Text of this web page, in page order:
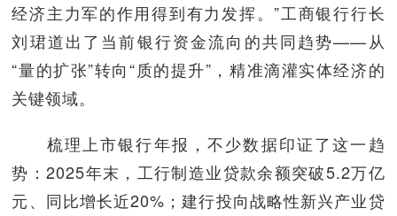
经济主力军的作用得到有力发挥。”工商银行行长
刘珺道出了当前银行资金流向的共同趋势——从
“量的扩张”转向“质的提升”，精准滴灌实体经济的
关键领域。
梳理上市银行年报，不少数据印证了这一趋
势：2025年末，工行制造业贷款余额突破5.2万亿
元、同比增长近20%；建行投向战略性新兴产业贷